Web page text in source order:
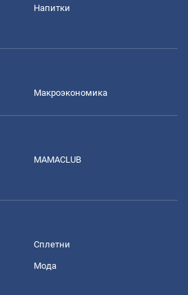
Напитки
Mакроэкономика
MAMACLUB
Сплетни
Мода